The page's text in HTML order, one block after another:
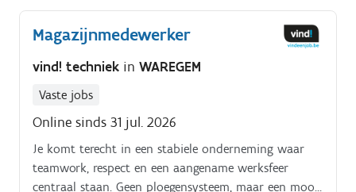
Magazijnmedewerker
vind! techniek in WAREGEM
Vaste jobs
Online sinds 31 jul. 2026
Je komt terecht in een stabiele onderneming waar
teamwork, respect en een aangename werksfeer
centraal staan. Geen ploegensysteem, maar een mooie